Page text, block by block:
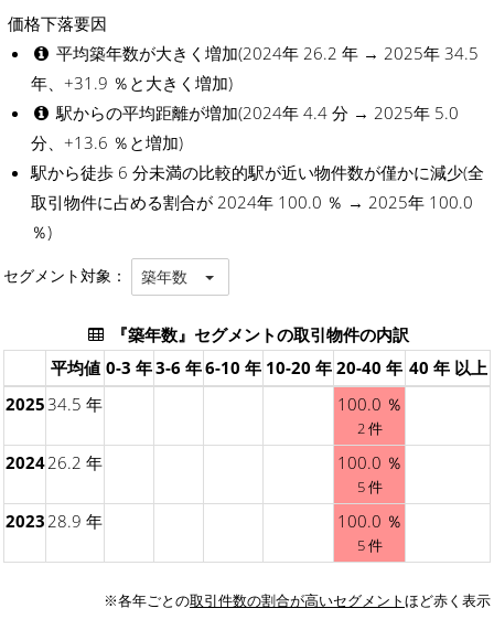
価格下落要因
平均築年数が大きく増加(2024年 26.2 年 → 2025年 34.5
年、+31.9 ％と大きく増加)
駅からの平均距離が増加(2024年 4.4 分 → 2025年 5.0
分、+13.6 ％と増加)
駅から徒歩 6 分未満の比較的駅が近い物件数が僅かに減少(全
取引物件に占める割合が 2024年 100.0 ％ → 2025年 100.0
％)
セグメント対象： 築年数
『築年数』セグメントの取引物件の内訳
平均値 0-3 年3-6 年6-10 年 10-20 年 20-40 年 40 年 以上
2025 34.5 年 100.0 ％
2 件
202426.2 年 100.0 ％
5 件
2023 28.9 年 100.0 ％
5 件
※各年ごとの取引件数の割合が高いセグメントほど赤く表示